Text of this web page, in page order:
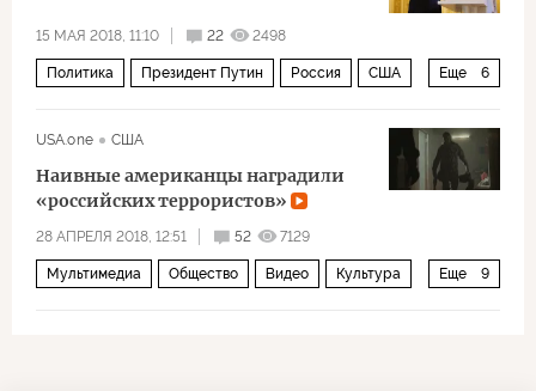
15 МАЯ 2018, 11:10 22 2498
Еще 6
Политика Президент Путин Россия США
кибератака
инаугурация
USA.one США
Наивные американцы наградили
«российских тeppopиcтов»
28 АПРЕЛЯ 2018, 12:51 52 7129
Еще 9
Мультимедиа Общество Видео Культура